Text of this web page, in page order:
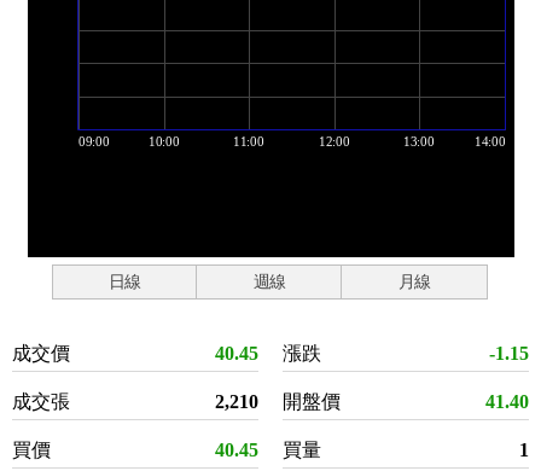
日線 週線 月線
成交價 40.45
成交張 2,210
買價 40.45
漲跌 -1.15
開盤價 41.40
買量 1